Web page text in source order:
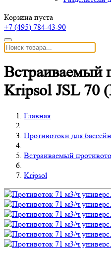
Корзина пуста
+7 (495) 784-43-90
Встраиваемый
Kripsol JSL 70
Главная
Противотоки для
Встраиваемый
Kripsol